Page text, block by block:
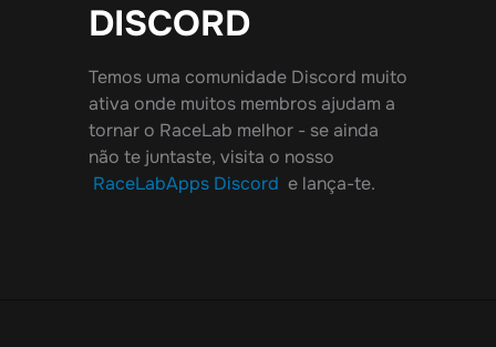
DISCORD
Temos uma comunidade Discord muito
ativa onde muitos membros ajudam a
tornar o RaceLab melhor - se ainda
não te juntaste, visita o nosso
RaceLabApps Discord e lança-te.